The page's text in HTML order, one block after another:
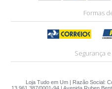
Formas
Segurança
Loja Tudo em Um | Razão Social: